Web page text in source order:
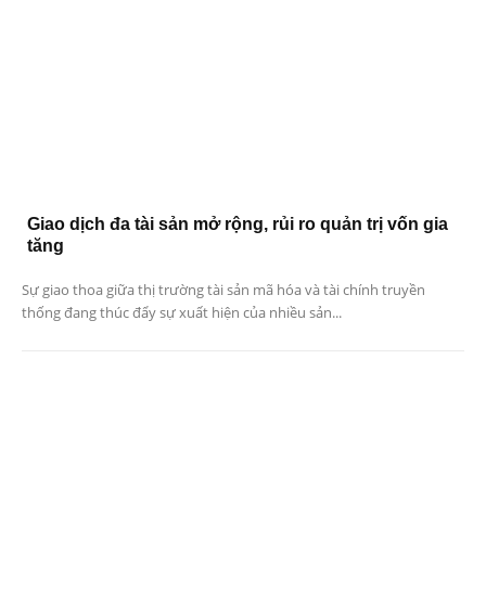
Giao dịch đa tài sản mở rộng, rủi ro quản trị vốn gia
tăng
Sự giao thoa giữa thị trường tài sản mã hóa và tài chính truyền
thống đang thúc đẩy sự xuất hiện của nhiều sản...